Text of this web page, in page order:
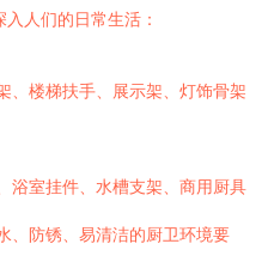
人们的日常生活：
、楼梯扶手、展示架、灯饰骨架
浴室挂件、水槽支架、商用厨具
、防锈、易清洁的厨卫环境要